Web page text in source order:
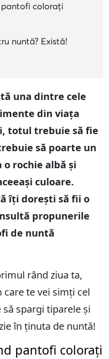
pantofi colorați
nuntă? Există!
una dintre cele
din viața
totul trebuie să fie
să poarte un
rochie albă și
culoare.
îți dorești să fii o
propunerile
de nuntă
rând ziua ta,
te vei simți cel
spargi tiparele și
în ținuta de nuntă!
pantofi colorați